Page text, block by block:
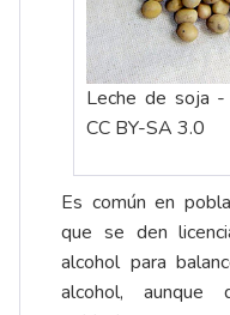
Leche de soja
CC BY-SA 3.0
Es común en
que se den
alcohol para
alcohol,